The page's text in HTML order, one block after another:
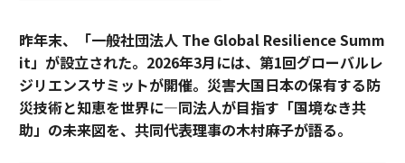
昨年末、「一般社団法人 The Global Resilience Summ
it」が設立された。2026年3月には、第1回グローバルレ
ジリエンスサミットが開催。災害大国日本の保有する防
災技術と知恵を世界に―同法人が目指す「国境なき共
助」の未来図を、共同代表理事の木村麻子が語る。